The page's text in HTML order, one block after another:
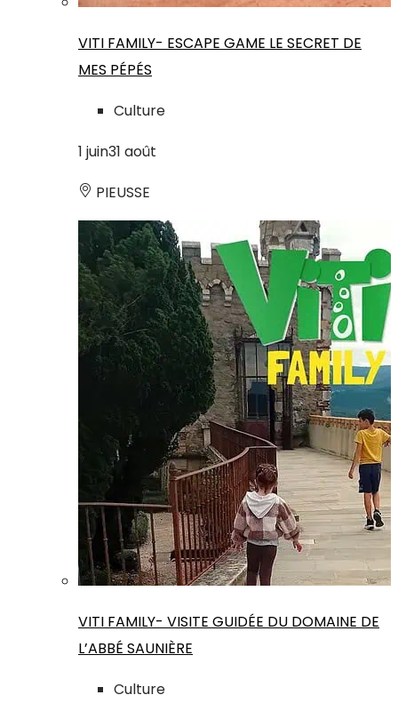
VITI FAMILY- ESCAPE GAME LE SECRET DE
MES PÉPÉS
Culture
1 juin31 août
PIEUSSE
VITI FAMILY- VISITE GUIDÉE DU DOMAINE DE
L’ABBÉ SAUNIÈRE
Culture